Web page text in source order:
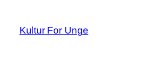
indhold
Kultur For Unge